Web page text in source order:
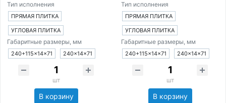
Тип исполнения
ПРЯМАЯ ПЛИТКА
УГЛОВАЯ ПЛИТКА
Габаритные размеры, мм
240+115×14×71 240×14×71
шт
В корзину
Тип исполнения
ПРЯМАЯ ПЛИТКА
УГЛОВАЯ ПЛИТКА
Габаритные размеры, мм
240+115×14×71 240×14×71
шт
В корзину